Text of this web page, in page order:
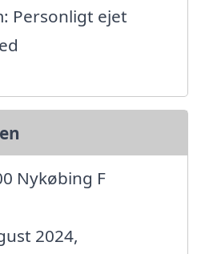
Personligt ejet
Nykøbing F
2024,